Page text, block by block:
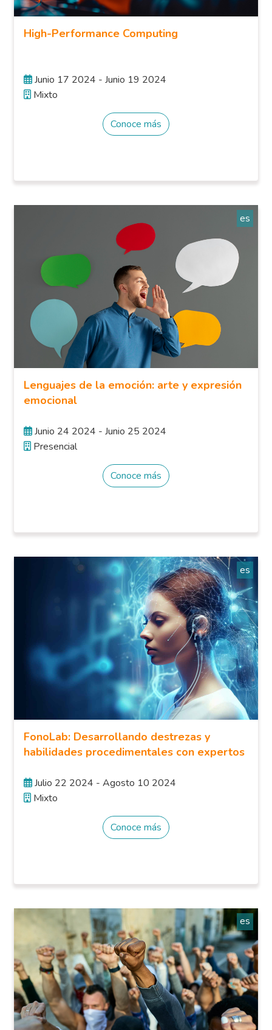
High-Performance Computing
Junio 17 2024 - Junio 19 2024
Mixto
Conoce más
es
Lenguajes de la emoción: arte y expresión
emocional
Junio 24 2024 - Junio 25 2024
Presencial
Conoce más
es
FonoLab: Desarrollando destrezas y
habilidades procedimentales con expertos
Julio 22 2024 - Agosto 10 2024
Mixto
Conoce más
es